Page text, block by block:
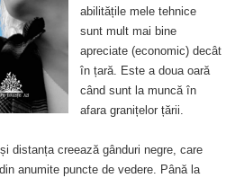
abilitățile mele tehnice
sunt mult mai bine
apreciate (economic) decât
în țară. Este a doua oară
când sunt la muncă în
afara granițelor țării.
distanța creează gânduri negre, care
anumite puncte de vedere. Până la